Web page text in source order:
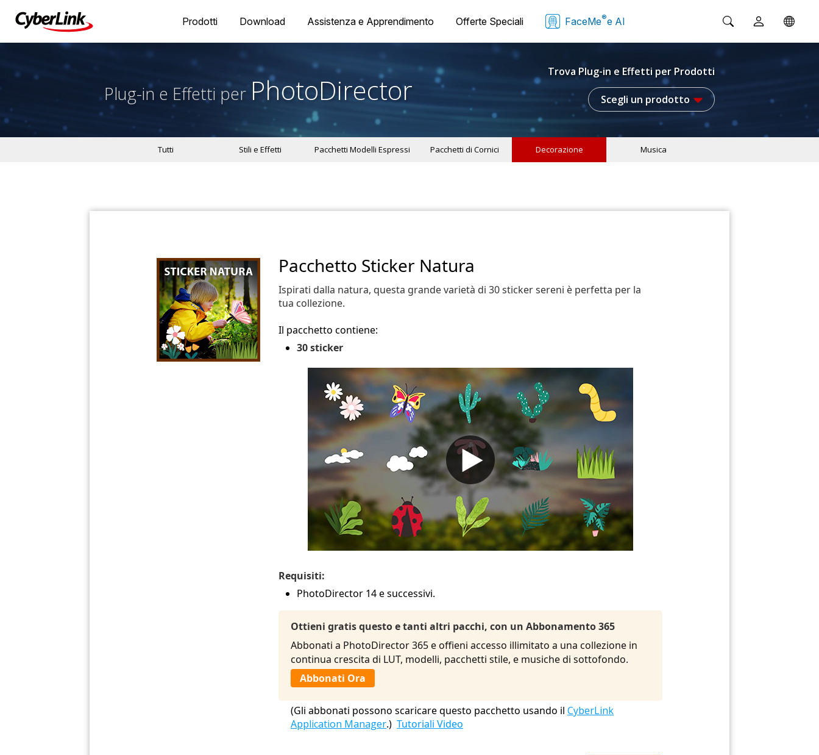
Prodotti Download Assistenza e Apprendimento Offerte Speciali FaceMe®e AI
Plug-in e Effetti per PhotoDirector
Trova Plug-in e Effetti per Prodotti
Scegli un prodotto
Tutti Stili e Effetti Pacchetti Modelli Espressi Pacchetti di Cornici Decorazione Musica
Pacchetto Sticker Natura
Ispirati dalla natura, questa grande varietà di 30 sticker sereni è perfetta per la
tua collezione.
Il pacchetto contiene:
30 sticker
Requisiti:
PhotoDirector 14 e successivi.
Ottieni gratis questo e tanti altri pacchi, con un Abbonamento 365
Abbonati a PhotoDirector 365 e offieni accesso illimitato a una collezione in
continua crescita di LUT, modelli, pacchetti stile, e musiche di sottofondo.
Abbonati Ora
(Gli abbonati possono scaricare questo pacchetto usando il CyberLink
Application Manager.) Tutoriali Video